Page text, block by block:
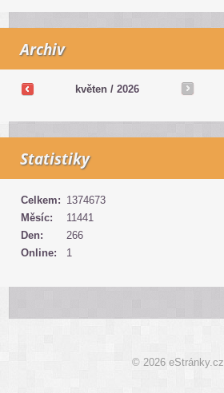
Archiv
květen / 2026
Statistiky
Online: 1
Celkem: 1374673
Měsíc:
11441
Den:
266
© 2026 eStránky.cz